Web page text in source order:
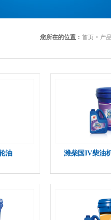
您所在的位置： 首页 > 产
油 潍柴国IV柴油
详细